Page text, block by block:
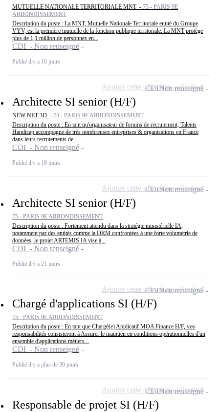
MUTUELLE NATIONALE TERRITORIALE MNT - 75 - PARIS 9E
ARRONDISSEMENT
Description du poste : La MNT, Mutuelle Nationale Territoriale entité du Groupe
VYV, est la première mutuelle de la fonction publique territoriale. La MNT protège
plus de 1,1 million de personnes en...
CDI - Non renseigné
Publié il y a 16 jours
Architecte SI senior (H/F)
NEW NET 3D - 75 - PARIS 9E ARRONDISSEMENT
Description du poste : En tant qu'organisateur de forums de recrutement, Talents
Handicap accompagne de très nombreuses entreprises & organisations en France
dans leurs recrutements de...
CDI - Non renseigné
Publié il y a 18 jours
CDINon renseigné
Ajouter cette offre à ma sélection
Architecte SI senior (H/F)
75 - PARIS 9E ARRONDISSEMENT
Description du poste : Fortement attendu dans la stratégie ministérielle IA,
notamment par des entités comme la DRM confrontées à une forte volumétrie de
données, le projet ARTEMIS.IA vise à...
CDI - Non renseigné
Publié il y a 21 jours
CDINon renseigné
Ajouter cette offre à ma sélection
Chargé d'applications SI (H/F)
75 - PARIS 9E ARRONDISSEMENT
Description du poste : En tant que Chargé(e) Applicatif MOA Finance H/F, vos
responsabilités consisteront à Assurer le maintien en conditions opérationnelles d'un
ensemble d'applications métiers...
CDI - Non renseigné
Publié il y a plus de 30 jours
CDINon renseigné
Ajouter cette offre à ma sélection
Responsable de projet SI (H/F)
CDINon renseigné
Ajouter cette offre à ma sélection